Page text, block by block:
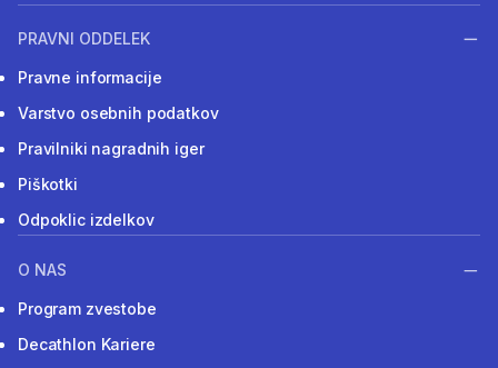
PRAVNI ODDELEK
Pravne informacije
Varstvo osebnih podatkov
Pravilniki nagradnih iger
Piškotki
Odpoklic izdelkov
O NAS
Program zvestobe
Decathlon Kariere